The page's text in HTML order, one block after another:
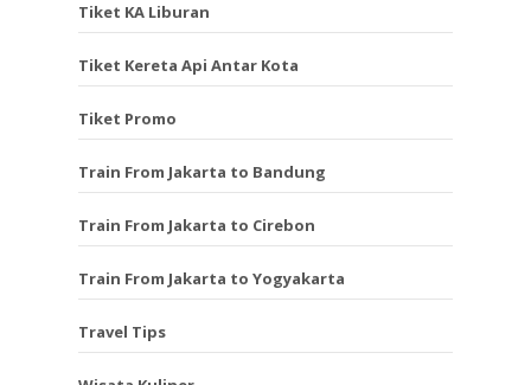
Tiket KA Liburan
Tiket Kereta Api Antar Kota
Tiket Promo
Train From Jakarta to Bandung
Train From Jakarta to Cirebon
Train From Jakarta to Yogyakarta
Travel Tips